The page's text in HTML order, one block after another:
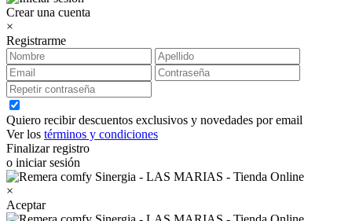
Crear una cuenta
×
Registrarme
Quiero recibir descuentos exclusivos y novedades por email
Ver los términos y condiciones
Finalizar registro
o iniciar sesión
×
Aceptar